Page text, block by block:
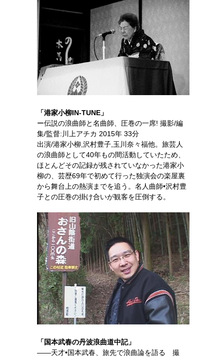
「港家小柳IN-TUNE」
ー伝説の浪曲師と名曲師、圧巻の一席! 撮影/編
集/監督:川上アチカ 2015年 33分
出演/港家小柳,沢村豊子,玉川奈々福他。旅芸人
の浪曲師として40年もの間活動していたため、
ほとんどその記録が残されていなかった港家小
柳の、芸歴69年で初めて行った独演会の楽屋裏
から舞台上の熱演までを追う。名人曲師•沢村豊
子との圧巻の掛け合いが観客を圧倒する。
「国本武春の丹波浪曲道中記」
——天才•国本武春、旅先で浪曲論を語る 撮